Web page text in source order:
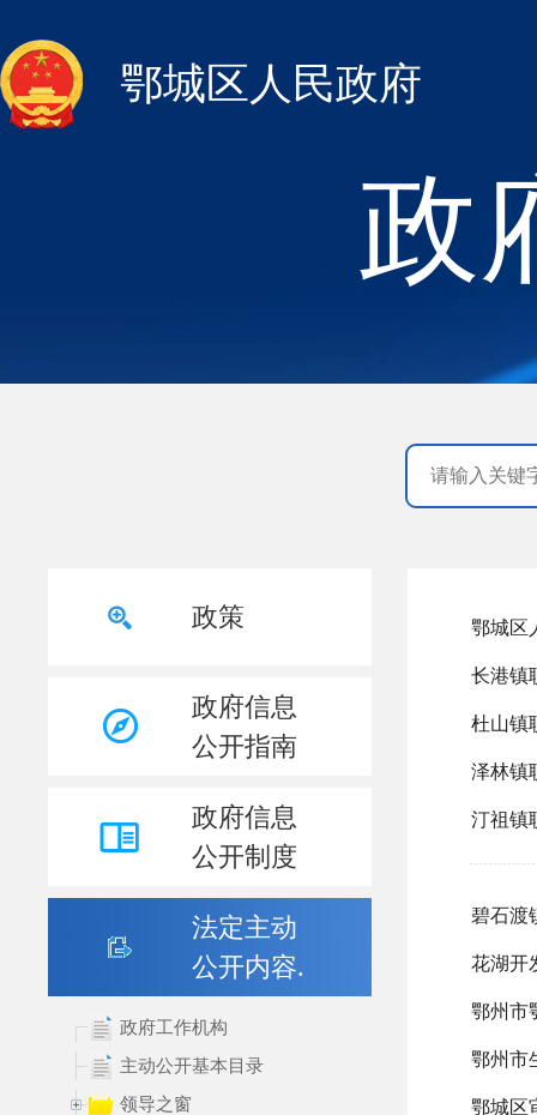
政
鄂城区人民政府
政策
政府信息
公开指南
政府信息
公开制度
法定主动
公开内容.
政府工作机构
主动公开基本目录
领导之窗